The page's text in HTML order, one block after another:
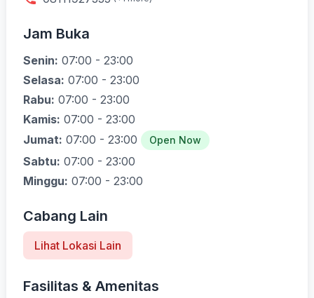
Jam Buka
Senin: 07:00 - 23:00
Selasa: 07:00 - 23:00
Rabu: 07:00 - 23:00
Kamis: 07:00 - 23:00
Jumat: 07:00 - 23:00 Open Now
Sabtu: 07:00 - 23:00
Minggu: 07:00 - 23:00
Cabang Lain
Lihat Lokasi Lain
Fasilitas & Amenitas